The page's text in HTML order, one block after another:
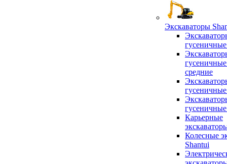
Экскаваторы
средние
Карьерные
Колесные
Shantui